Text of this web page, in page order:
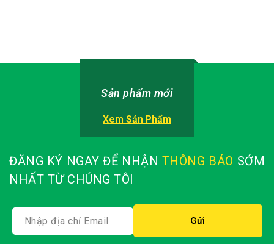
Sản phẩm mới
Xem Sản Phẩm
ĐĂNG KÝ NGAY ĐỂ NHẬN THÔNG BÁO SỚM
NHẤT TỪ CHÚNG TÔI